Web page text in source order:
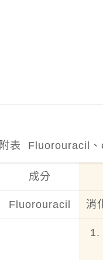
附表 Fluorouracil
成分
Fluorouracil 消